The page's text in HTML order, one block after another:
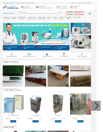
XEM THỬ